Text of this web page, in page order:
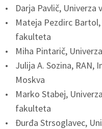
Darja Pavlič,
Mateja Pezdirc
fakulteta
Miha Pintarič,
Julija A. Sozina, RAN,
Moskva
Marko Stabej,
fakulteta
Đurđa Strsoglavec,